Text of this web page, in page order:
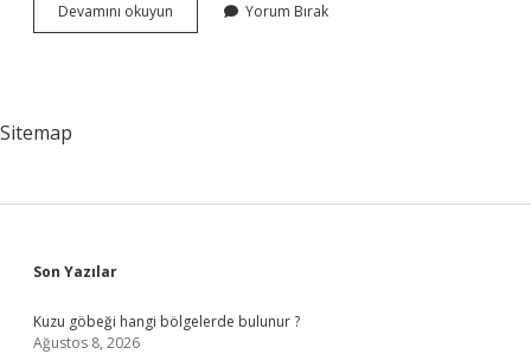
Devamını okuyun
Tvnin
Yorum Bırak
Sitemap
Sidebar
Son Yazılar
Kuzu göbeği hangi bölgelerde bulunur ?
Ağustos 8, 2026